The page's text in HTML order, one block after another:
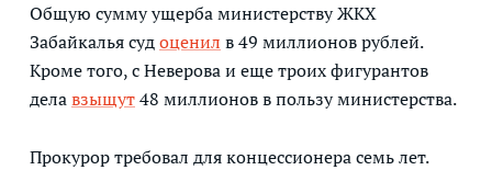
Общую сумму ущерба министерству ЖКХ
Забайкалья судоценил в 49 миллионов рублей.
Кроме того, с Неверова и еще троих фигурантов
делавзыщут48 миллионов в пользу министерства.
Прокурор требовал для концессионера семь лет.